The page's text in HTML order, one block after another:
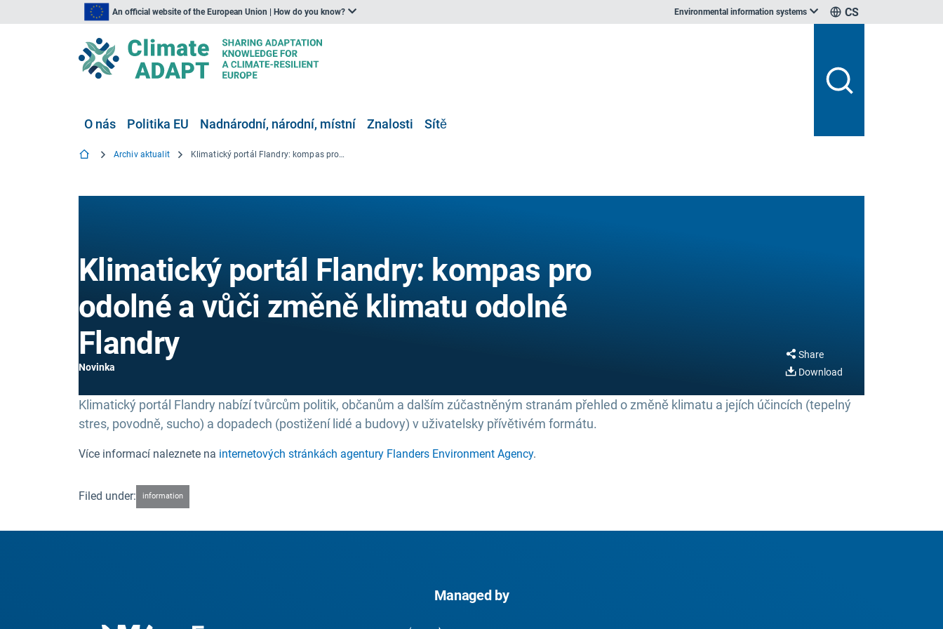
An official website of the European Union | How do you know? Environmental information systems CS
O nás Politika EU Nadnárodní, národní, místní Znalosti Sítě
Archiv aktualit Klimatický portál Flandry: kompas pro odolné a vůči změně klimatu odolné Flandry
Klimatický portál Flandry: kompas pro
odolné a vůči změně klimatu odolné
Flandry
Novinka
Share
Download
Klimatický portál Flandry nabízí tvůrcům politik, občanům a dalším zúčastněným stranám přehled o změně klimatu a jejích účincích (tepelný
stres, povodně, sucho) a dopadech (postižení lidé a budovy) v uživatelsky přívětivém formátu.
Více informací naleznete na internetových stránkách agentury Flanders Environment Agency.
Filed under: information
Managed by